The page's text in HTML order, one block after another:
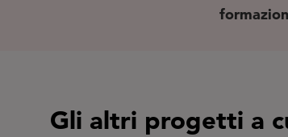
Gli altri progetti a